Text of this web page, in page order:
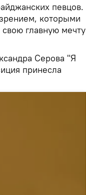
певцов.
которыми
главную мечту
Серова "Я
принесла